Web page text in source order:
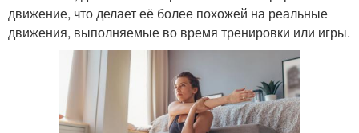
движение, что делает её более похожей на реальные
движения, выполняемые во время тренировки или игры.